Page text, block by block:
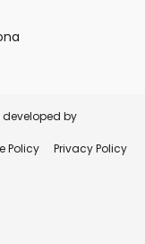
by
Policy
Privacy Policy